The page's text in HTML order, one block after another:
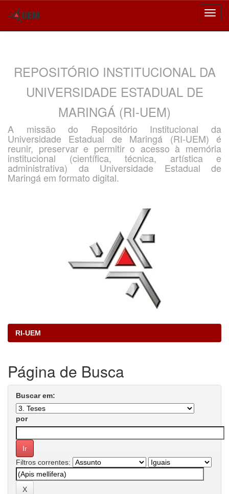
REPOSITÓRIO INSTITUCIONAL DA
UNIVERSIDADE ESTADUAL DE
MARINGÁ (RI-UEM)
A missão do Repositório Institucional da
Universidade Estadual de Maringá (RI-UEM) é
reunir, preservar e permitir o acesso à memória
institucional (científica, técnica, artística e
administrativa) da Universidade Estadual de
Maringá em formato digital.
RI-UEM
Página de Busca
Buscar em:
por
Filtros correntes: